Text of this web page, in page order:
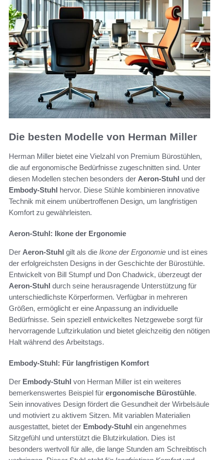
Die besten Modelle von Herman Miller
Herman Miller bietet eine Vielzahl von Premium Bürostühlen,
die auf ergonomische Bedürfnisse zugeschnitten sind. Unter
diesen Modellen stechen besonders der Aeron-Stuhl und der
Embody-Stuhl hervor. Diese Stühle kombinieren innovative
Technik mit einem unübertroffenen Design, um langfristigen
Komfort zu gewährleisten.
Aeron-Stuhl: Ikone der Ergonomie
Der Aeron-Stuhl gilt als die Ikone der Ergonomie und ist eines
der erfolgreichsten Designs in der Geschichte der Bürostühle.
Entwickelt von Bill Stumpf und Don Chadwick, überzeugt der
Aeron-Stuhl durch seine herausragende Unterstützung für
unterschiedlichste Körperformen. Verfügbar in mehreren
Größen, ermöglicht er eine Anpassung an individuelle
Bedürfnisse. Sein speziell entwickeltes Netzgewebe sorgt für
hervorragende Luftzirkulation und bietet gleichzeitig den nötigen
Halt während des Arbeitstags.
Embody-Stuhl: Für langfristigen Komfort
Der Embody-Stuhl von Herman Miller ist ein weiteres
bemerkenswertes Beispiel für ergonomische Bürostühle.
Sein innovatives Design fördert die Gesundheit der Wirbelsäule
und motiviert zu aktivem Sitzen. Mit variablen Materialien
ausgestattet, bietet der Embody-Stuhl ein angenehmes
Sitzgefühl und unterstützt die Blutzirkulation. Dies ist
besonders wertvoll für alle, die lange Stunden am Schreibtisch